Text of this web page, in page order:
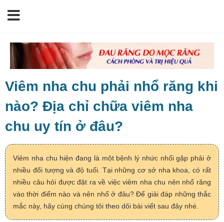
Viêm nha chu phải nhổ răng khi
nào? Địa chỉ chữa viêm nha
chu uy tín ở đâu?
Viêm nha chu hiện đang là một bệnh lý nhức nhối gặp phải ở
nhiều đối tượng và độ tuổi. Tại những cơ sở nha khoa, có rất
nhiều câu hỏi được đặt ra về việc viêm nha chu nên nhổ răng
vào thời điểm nào và nên nhổ ở đâu? Để giải đáp những thắc
mắc này, hãy cùng chúng tôi theo dõi bài viết sau đây nhé.